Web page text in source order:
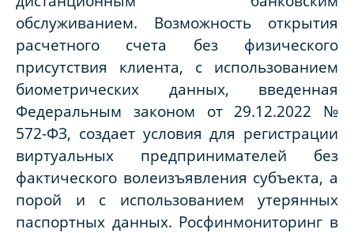
обслуживанием. Возможность открытия
расчетного счета без физического
присутствия клиента, с использованием
биометрических данных, введенная
Федеральным законом от 29.12.2022 №
572-ФЗ, создает условия для регистрации
виртуальных предпринимателей без
фактического волеизъявления субъекта, а
порой и с использованием утерянных
паспортных данных. Росфинмониторинг в